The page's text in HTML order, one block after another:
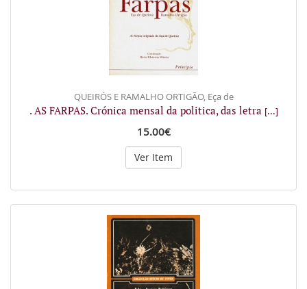
QUEIRÓS E RAMALHO ORTIGÃO, Eça de
. AS FARPAS. Crónica mensal da politica, das letra [...]
15.00€
Ver Item